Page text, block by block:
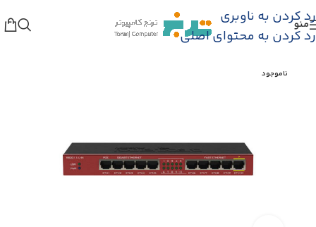
رد کردن به ناوبری
رد کردن به محتوای اصلی
منو
/تجهیزات اکتیو شبکه/میکروتیک/ روتر شبکه میکروتیک
ناموجود